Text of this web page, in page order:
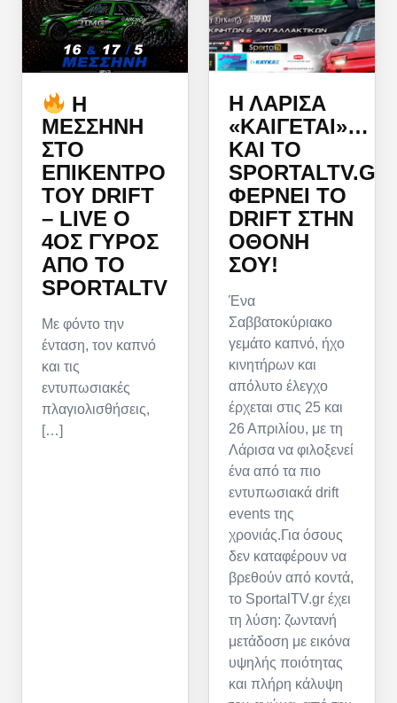
Η
ΜΕΣΣΉΝΗ
ΣΤΟ
ΕΠΊΚΕΝΤΡΟ
ΤΟΥ DRIFT
– LIVE Ο
4ΟΣ ΓΎΡΟΣ
ΑΠΌ ΤΟ
SPORTALTV
Με φόντο την
ένταση, τον καπνό
και τις
εντυπωσιακές
πλαγιολισθήσεις,
[…]
Η ΛΆΡΙΣΑ
«ΚΑΊΓΕΤΑΙ»…
ΚΑΙ ΤΟ
SPORTALTV.GR
ΦΈΡΝΕΙ ΤΟ
DRIFT ΣΤΗΝ
ΟΘΌΝΗ
ΣΟΥ!
Ένα
Σαββατοκύριακο
γεμάτο καπνό, ήχο
κινητήρων και
απόλυτο έλεγχο
έρχεται στις 25 και
26 Απριλίου, με τη
Λάρισα να φιλοξενεί
ένα από τα πιο
εντυπωσιακά drift
events της
χρονιάς.Για όσους
δεν καταφέρουν να
βρεθούν από κοντά,
το SportalTV.gr έχει
τη λύση: ζωντανή
μετάδοση με εικόνα
υψηλής ποιότητας
και πλήρη κάλυψη